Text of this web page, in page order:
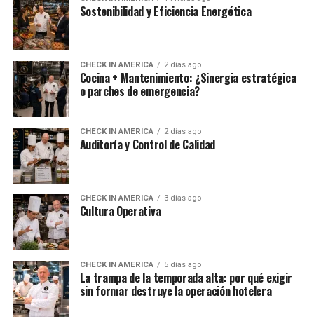
Sostenibilidad y Eficiencia Energética
CHECK IN AMERICA 2 días ago
Cocina + Mantenimiento: ¿Sinergia estratégica
o parches de emergencia?
CHECK IN AMERICA 2 días ago
Auditoría y Control de Calidad
CHECK IN AMERICA 3 días ago
Cultura Operativa
CHECK IN AMERICA 5 días ago
La trampa de la temporada alta: por qué exigir
sin formar destruye la operación hotelera